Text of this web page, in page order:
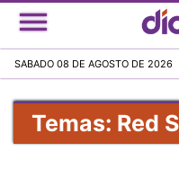
SABADO 08 DE AGOSTO DE 2026
Temas: Red